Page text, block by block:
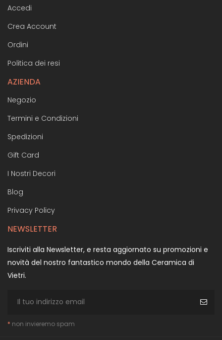
Accedi
Crea Account
Ordini
Politica dei resi
AZIENDA
Negozio
Termini e Condizioni
Spedizioni
Gift Card
I Nostri Decori
Blog
Privacy Policy
NEWSLETTER
Iscriviti alla Newsletter, e resta aggiornato su promozioni e
novità del nostro fantastico mondo della Ceramica di
Vietri.
* non invieremo spam